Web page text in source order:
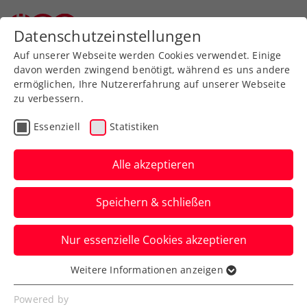
Zurück zur Newsübersicht
Ausbildung
Jürgens beste
Tennistipps – Teil 7: Der
Vorhandreturn
ÖTV-Sportdirektor Jürgen Melzer zeigt
euch mit ÖTV-Ausbildungsreferent Harald
Mair die richtige Technik.
Verfasst von: Manuel Wachta, 04.09.2024
Datenschutzeinstellungen
Auf unserer Webseite werden Cookies verwendet. Einige
davon werden zwingend benötigt, während es uns andere
ermöglichen, Ihre Nutzererfahrung auf unserer Webseite
zu verbessern.
Essenziell Statistiken
Alle akzeptieren
Speichern & schließen
Nur essenzielle Cookies akzeptieren
Essenziell
Essenzielle Cookies werden für grundlegende
Weitere Informationen anzeigen
Powered by